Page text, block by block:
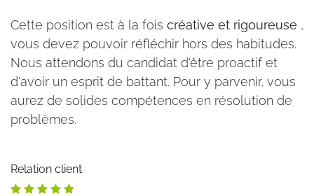
Cette position est à la fois créative et rigoureuse ,
vous devez pouvoir réfléchir hors des habitudes.
Nous attendons du candidat d'être proactif et
d'avoir un esprit de battant. Pour y parvenir, vous
aurez de solides compétences en résolution de
problèmes.
Relation client